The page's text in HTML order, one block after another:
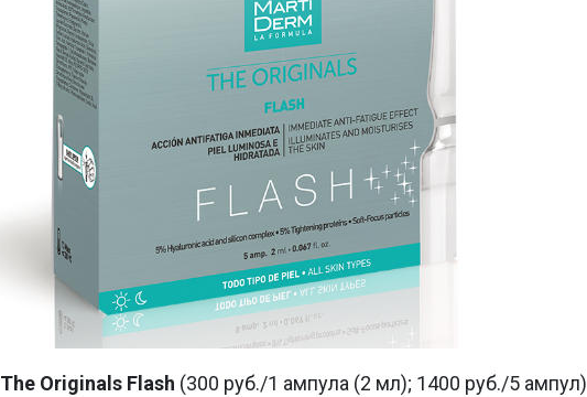
The Originals Flash (300 руб./1 ампула (2 мл); 1400 руб./5 ампул)